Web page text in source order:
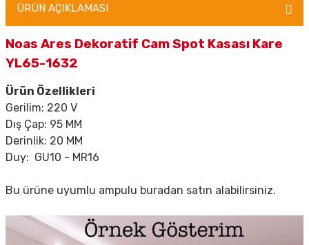
ÜRÜN AÇIKLAMASI
Noas Ares Dekoratif Cam Spot Kasası Kare
YL65-1632
Ürün Özellikleri
Gerilim: 220 V
Dış Çap: 95 MM
Derinlik: 20 MM
Duy: GU10 - MR16
Bu ürüne uyumlu ampulu buradan satın alabilirsiniz.